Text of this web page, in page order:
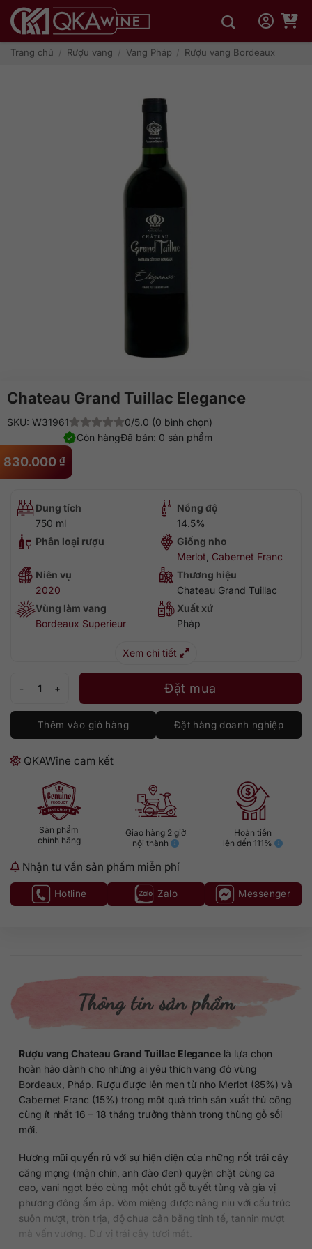
qua
dungTrang chủ / Rượu vang / Vang Pháp / Rượu vang Bordeaux
Chateau Grand Tuillac Elegance
830.000 ₫
SKU: W31961
0/5.0 (0 bình chọn)
Đã bán: 0 sản phẩm
Còn hàng
Dung tích
750 ml
Nồng độ
14.5%
Phân loại rượu
Giống nho
Merlot Cabernet Franc
Niên vụ
2020
Thương hiệu
Chateau Grand Tuillac
Vùng làm vang
Bordeaux Superieur
Xuất xứ
Pháp
Xem chi tiết
Chateau Grand Tuillac Elegance số lượngĐặt mua
Thêm vào giỏ hàng Đặt hàng doanh nghiệp
QKAWine cam kết
Sản phẩm
chính hãng
Giao hàng 2 giờ
nội thành
Hoàn tiền
lên đến 111%
Nhận tư vấn sản phẩm miễn phí
Hotline Zalo Messenger
Thông tin sản phẩm
Rượu vang Chateau Grand Tuillac Elegance là lựa chọn
hoàn hảo dành cho những ai yêu thích vang đỏ vùng
Bordeaux, Pháp. Rượu được lên men từ nho Merlot (85%) và
Cabernet Franc (15%) trong một quá trình sản xuất thủ công
cùng ít nhất 16 – 18 tháng trưởng thành trong thùng gỗ sồi
mới.
Hương mũi quyến rũ với sự hiện diện của những nốt trái cây
căng mọng (mận chín, anh đào đen) quyện chặt cùng ca
cao, vani ngọt béo cùng một chút gỗ tuyết tùng và gia vị
phương đông ấm áp. Vòm miệng được nâng niu với cấu trúc
suôn mượt, tròn trịa, độ chua cân bằng tinh tế, tannin mượt
mà vấn vương. Dư vị trái cây tươi mát.